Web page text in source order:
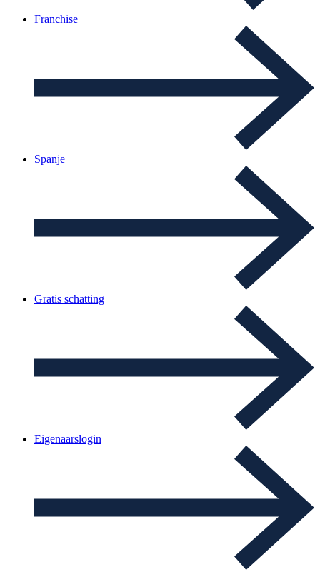
Franchise
Spanje
Gratis schatting
Eigenaarslogin